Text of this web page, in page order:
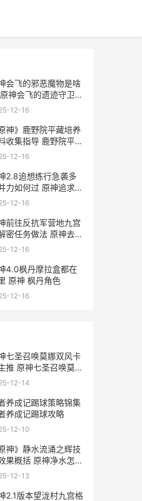
会飞的邪恶魔物是啥
神会飞的遗迹守卫叫
12-16
神》鹿野院平藏培养
收集指导 鹿野院平藏
12-16
2.8追想练行急袭多
力如何过 原神追求强
12-16
前往反抗军营地九宫
密任务做法 原神去找
军12-16
4.0枫丹摩拉盒都在
原神 枫丹角色
12-16
七圣召唤莫娜双风卡
推 原神七圣召唤莫娜
获得
12-14
养成记踢球策略锦集
养成记踢球攻略
12-10
神》静水流涌之辉技
果概括 原神净水怎么
12-13
2.1版本望泷村九宫格